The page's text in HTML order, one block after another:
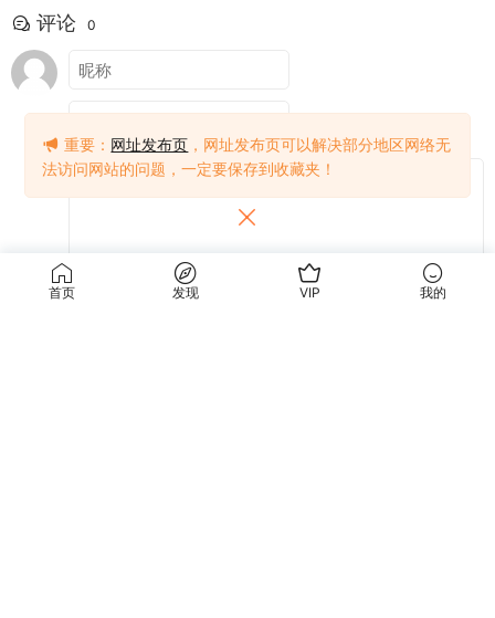
评论 0
提交
首页 发现 VIP 我的
重要： 网址发布页 ，网址发布页可以解决部分地区网络无
法访问网站的问题，一定要保存到收藏夹！